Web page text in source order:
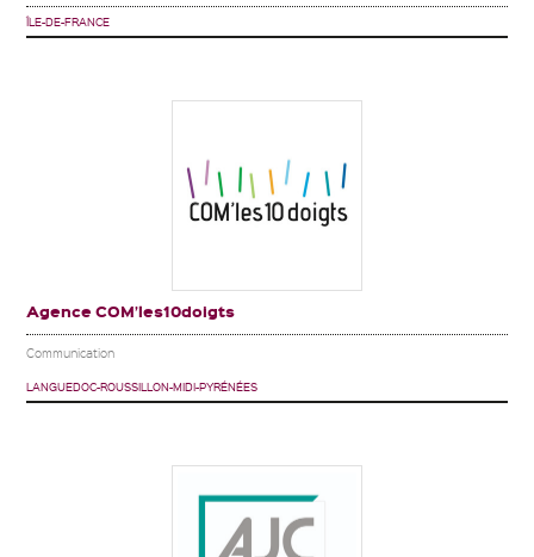
ÎLE-DE-FRANCE
Agence COM’les10doigts
Communication
LANGUEDOC-ROUSSILLON-MIDI-PYRÉNÉES